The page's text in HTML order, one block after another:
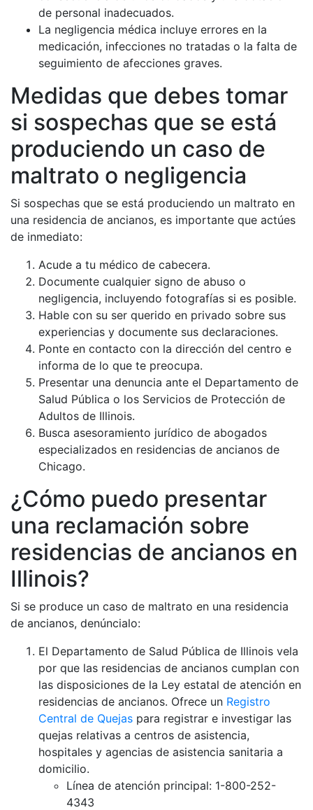
de personal inadecuados.
La negligencia médica incluye errores en la
medicación, infecciones no tratadas o la falta de
seguimiento de afecciones graves.
Medidas que debes tomar
si sospechas que se está
produciendo un caso de
maltrato o negligencia
Si sospechas que se está produciendo un maltrato en
una residencia de ancianos, es importante que actúes
de inmediato:
Acude a tu médico de cabecera.
Documente cualquier signo de abuso o
negligencia, incluyendo fotografías si es posible.
Hable con su ser querido en privado sobre sus
experiencias y documente sus declaraciones.
Ponte en contacto con la dirección del centro e
informa de lo que te preocupa.
Presentar una denuncia ante el Departamento de
Salud Pública o los Servicios de Protección de
Adultos de Illinois.
Busca asesoramiento jurídico de abogados
especializados en residencias de ancianos de
Chicago.
¿Cómo puedo presentar
una reclamación sobre
residencias de ancianos en
Illinois?
Si se produce un caso de maltrato en una residencia
de ancianos, denúncialo:
El Departamento de Salud Pública de Illinois vela
por que las residencias de ancianos cumplan con
las disposiciones de la Ley estatal de atención en
residencias de ancianos. Ofrece un Registro
Central de Quejas para registrar e investigar las
quejas relativas a centros de asistencia,
hospitales y agencias de asistencia sanitaria a
domicilio.
Línea de atención principal: 1-800-252-
4343